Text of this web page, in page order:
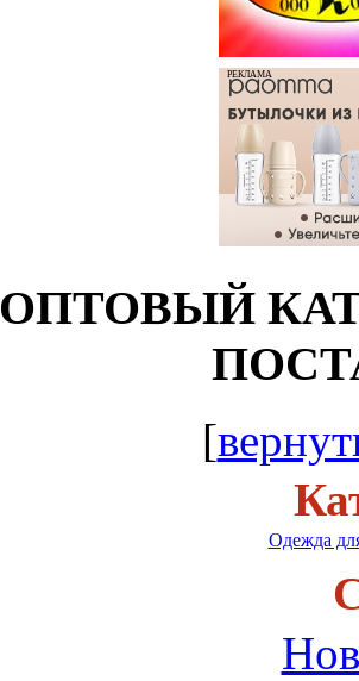
РЕКЛАМА
ОПТОВЫЙ
[
Одежда